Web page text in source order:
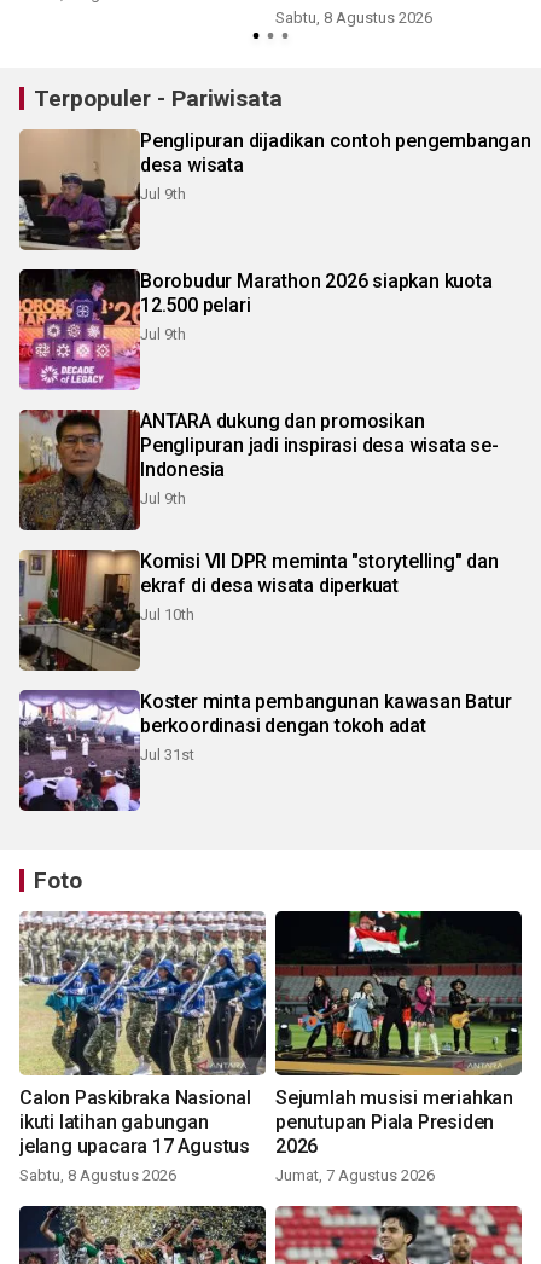
Sabtu, 8 Agustus 2026
Terpopuler - Pariwisata
Penglipuran dijadikan contoh pengembangan
desa wisata
Jul 9th
Borobudur Marathon 2026 siapkan kuota
12.500 pelari
Jul 9th
ANTARA dukung dan promosikan
Penglipuran jadi inspirasi desa wisata se-
Indonesia
Jul 9th
Komisi VII DPR meminta "storytelling" dan
ekraf di desa wisata diperkuat
Jul 10th
Koster minta pembangunan kawasan Batur
berkoordinasi dengan tokoh adat
Jul 31st
Foto
Calon Paskibraka Nasional
ikuti latihan gabungan
jelang upacara 17 Agustus
Sabtu, 8 Agustus 2026
Sejumlah musisi meriahkan
penutupan Piala Presiden
2026
Jumat, 7 Agustus 2026